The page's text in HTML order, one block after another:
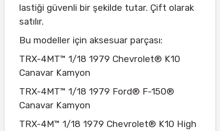
lastiği güvenli bir şekilde tutar. Çift olarak
satılır.
Bu modeller için aksesuar parçası:
TRX-4MT™ 1/18 1979 Chevrolet® K10
Canavar Kamyon
TRX-4MT™ 1/18 1979 Ford® F-150®
Canavar Kamyon
TRX-4M™ 1/18 1979 Chevrolet® K10 High